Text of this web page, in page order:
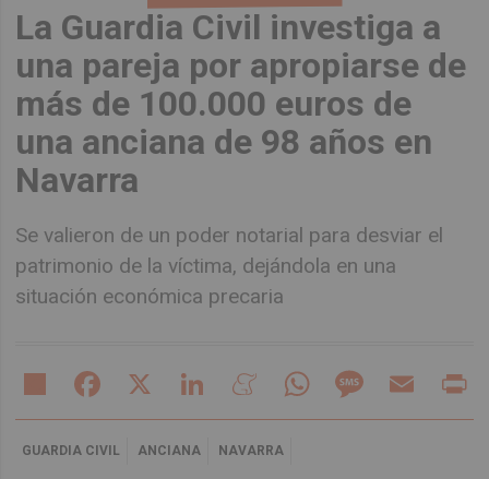
La Guardia Civil investiga a
una pareja por apropiarse de
más de 100.000 euros de
una anciana de 98 años en
Navarra
Se valieron de un poder notarial para desviar el
patrimonio de la víctima, dejándola en una
situación económica precaria
Share Facebook LinkedIn MeneameWhatsAppMessageEmail
GUARDIA CIVIL ANCIANA NAVARRA